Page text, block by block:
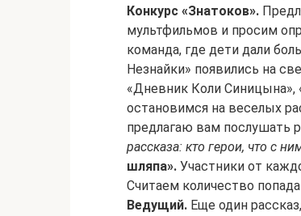
Конкурс «Знатоков».
мультфильмов и просим
команда, где дети дали
Незнайки» появились на
«Дневник Коли
остановимся на веселых
предлагаю вам послушать
рассказа: кто герои, что с
шляпа». Участники от
Считаем количество
Ведущий. Еще один